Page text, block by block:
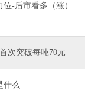
-后市看多（涨）
次突破每吨70元
什么